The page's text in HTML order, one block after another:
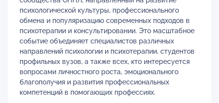
психологической культуры, профессионального
обмена и популяризацию современных подходов в
психотерапии и консультировании. Это масштабное
событие объединяет специалистов различных
направлений психологии и психотерапии, студентов
профильных вузов, а также всех, кто интересуется
вопросами личностного роста, эмоционального
благополучия и развития профессиональных
компетенций в помогающих профессиях.